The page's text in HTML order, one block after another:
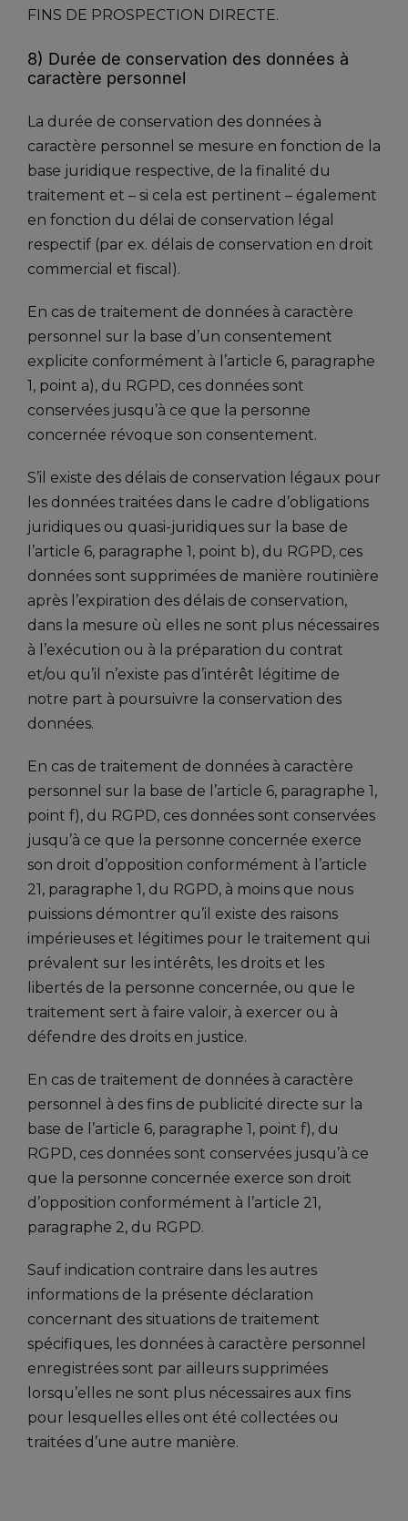
FINS DE PROSPECTION DIRECTE.
8) Durée de conservation des données à
caractère personnel
La durée de conservation des données à
caractère personnel se mesure en fonction de la
base juridique respective, de la finalité du
traitement et – si cela est pertinent – également
en fonction du délai de conservation légal
respectif (par ex. délais de conservation en droit
commercial et fiscal).
En cas de traitement de données à caractère
personnel sur la base d’un consentement
explicite conformément à l’article 6, paragraphe
1, point a), du RGPD, ces données sont
conservées jusqu’à ce que la personne
concernée révoque son consentement.
S’il existe des délais de conservation légaux pour
les données traitées dans le cadre d’obligations
juridiques ou quasi-juridiques sur la base de
l’article 6, paragraphe 1, point b), du RGPD, ces
données sont supprimées de manière routinière
après l’expiration des délais de conservation,
dans la mesure où elles ne sont plus nécessaires
à l’exécution ou à la préparation du contrat
et/ou qu’il n’existe pas d’intérêt légitime de
notre part à poursuivre la conservation des
données.
En cas de traitement de données à caractère
personnel sur la base de l’article 6, paragraphe 1,
point f), du RGPD, ces données sont conservées
jusqu’à ce que la personne concernée exerce
son droit d’opposition conformément à l’article
21, paragraphe 1, du RGPD, à moins que nous
puissions démontrer qu’il existe des raisons
impérieuses et légitimes pour le traitement qui
prévalent sur les intérêts, les droits et les
libertés de la personne concernée, ou que le
traitement sert à faire valoir, à exercer ou à
défendre des droits en justice.
En cas de traitement de données à caractère
personnel à des fins de publicité directe sur la
base de l’article 6, paragraphe 1, point f), du
RGPD, ces données sont conservées jusqu’à ce
que la personne concernée exerce son droit
d’opposition conformément à l’article 21,
paragraphe 2, du RGPD.
Sauf indication contraire dans les autres
informations de la présente déclaration
concernant des situations de traitement
spécifiques, les données à caractère personnel
enregistrées sont par ailleurs supprimées
lorsqu’elles ne sont plus nécessaires aux fins
pour lesquelles elles ont été collectées ou
traitées d’une autre manière.